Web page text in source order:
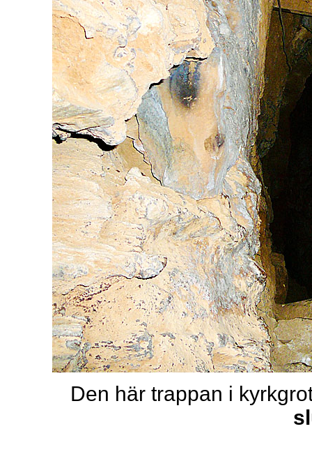
Den här trappan i